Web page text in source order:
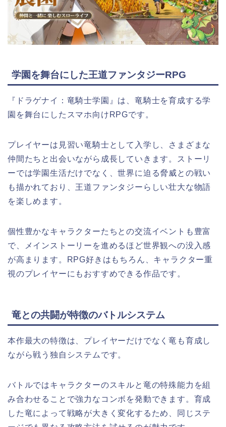
学園を舞台にした王道ファンタジーRPG
『ドラゲナイ：竜騎士学園』は、竜騎士を育成する学
園を舞台にしたスマホ向けRPGです。
プレイヤーは見習い竜騎士として入学し、さまざまな
仲間たちと出会いながら成長していきます。ストーリ
ーでは学園生活だけでなく、世界に迫る脅威との戦い
も描かれており、王道ファンタジーらしい壮大な物語
を楽しめます。
個性豊かなキャラクターたちとの交流イベントも豊富
で、メインストーリーを進めるほど世界観への没入感
が高まります。RPG好きはもちろん、キャラクター重
視のプレイヤーにもおすすめできる作品です。
竜との共闘が特徴のバトルシステム
本作最大の特徴は、プレイヤーだけでなく竜も育成し
ながら戦う独自システムです。
バトルではキャラクターのスキルと竜の特殊能力を組
み合わせることで強力なコンボを発動できます。育成
した竜によって戦略が大きく変化するため、同じステ